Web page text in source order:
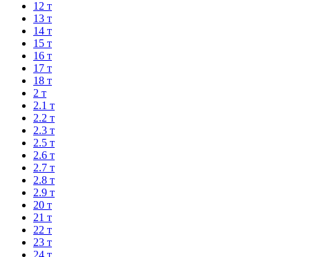
12 т
13 т
14 т
15 т
16 т
17 т
18 т
2 т
2.1 т
2.2 т
2.3 т
2.5 т
2.6 т
2.7 т
2.8 т
2.9 т
20 т
21 т
22 т
23 т